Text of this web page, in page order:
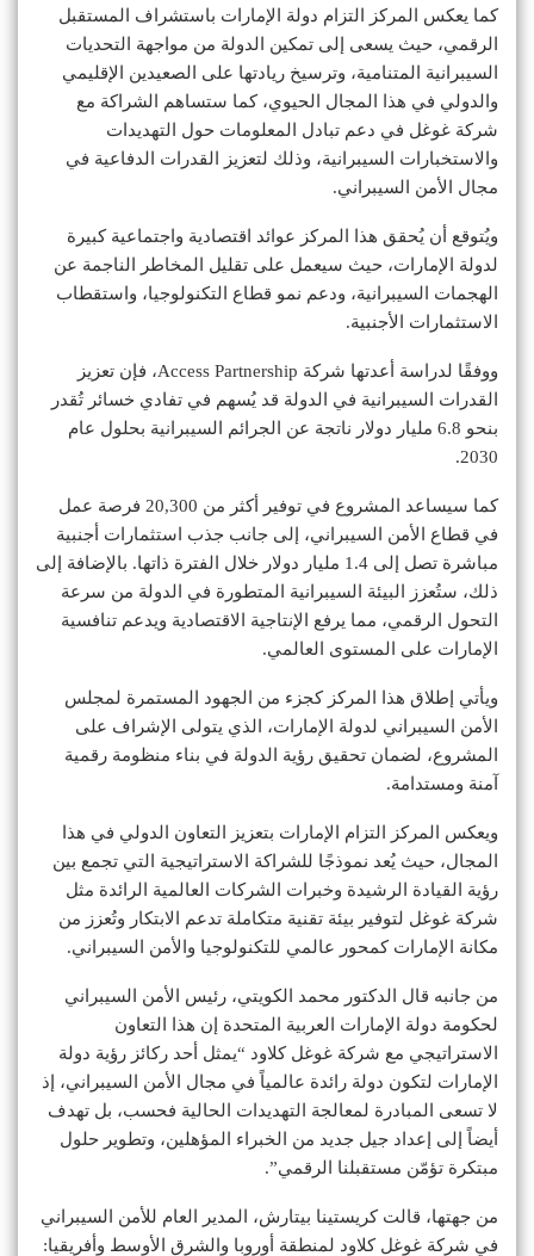
كما يعكس المركز التزام دولة الإمارات باستشراف المستقبل
الرقمي، حيث يسعى إلى تمكين الدولة من مواجهة التحديات
السيبرانية المتنامية، وترسيخ ريادتها على الصعيدين الإقليمي
والدولي في هذا المجال الحيوي، كما ستساهم الشراكة مع
شركة غوغل في دعم تبادل المعلومات حول التهديدات
والاستخبارات السيبرانية، وذلك لتعزيز القدرات الدفاعية في
مجال الأمن السيبراني.
ويُتوقع أن يُحقق هذا المركز عوائد اقتصادية واجتماعية كبيرة
لدولة الإمارات، حيث سيعمل على تقليل المخاطر الناجمة عن
الهجمات السيبرانية، ودعم نمو قطاع التكنولوجيا، واستقطاب
الاستثمارات الأجنبية.
ووفقًا لدراسة أعدتها شركة Access Partnership، فإن تعزيز
القدرات السيبرانية في الدولة قد يُسهم في تفادي خسائر تُقدر
بنحو 6.8 مليار دولار ناتجة عن الجرائم السيبرانية بحلول عام
2030.
كما سيساعد المشروع في توفير أكثر من 20,300 فرصة عمل
في قطاع الأمن السيبراني، إلى جانب جذب استثمارات أجنبية
مباشرة تصل إلى 1.4 مليار دولار خلال الفترة ذاتها. بالإضافة إلى
ذلك، ستُعزز البيئة السيبرانية المتطورة في الدولة من سرعة
التحول الرقمي، مما يرفع الإنتاجية الاقتصادية ويدعم تنافسية
الإمارات على المستوى العالمي.
ويأتي إطلاق هذا المركز كجزء من الجهود المستمرة لمجلس
الأمن السيبراني لدولة الإمارات، الذي يتولى الإشراف على
المشروع، لضمان تحقيق رؤية الدولة في بناء منظومة رقمية
آمنة ومستدامة.
ويعكس المركز التزام الإمارات بتعزيز التعاون الدولي في هذا
المجال، حيث يُعد نموذجًا للشراكة الاستراتيجية التي تجمع بين
رؤية القيادة الرشيدة وخبرات الشركات العالمية الرائدة مثل
شركة غوغل لتوفير بيئة تقنية متكاملة تدعم الابتكار وتُعزز من
مكانة الإمارات كمحور عالمي للتكنولوجيا والأمن السيبراني.
من جانبه قال الدكتور محمد الكويتي، رئيس الأمن السيبراني
لحكومة دولة الإمارات العربية المتحدة إن هذا التعاون
الاستراتيجي مع شركة غوغل كلاود “يمثل أحد ركائز رؤية دولة
الإمارات لتكون دولة رائدة عالمياً في مجال الأمن السيبراني، إذ
لا تسعى المبادرة لمعالجة التهديدات الحالية فحسب، بل تهدف
أيضاً إلى إعداد جيل جديد من الخبراء المؤهلين، وتطوير حلول
مبتكرة تؤمّن مستقبلنا الرقمي”.
من جهتها، قالت كريستينا بيتارش، المدير العام للأمن السيبراني
في شركة غوغل كلاود لمنطقة أوروبا والشرق الأوسط وأفريقيا: